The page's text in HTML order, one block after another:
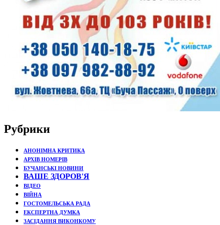
Рубрики
АНОНІМНА КРИТИКА
АРХІВ НОМЕРІВ
БУЧАНСЬКІ НОВИНИ
ВАШЕ ЗДОРОВ'Я
ВІДЕО
ВІЙНА
ГОСТОМЕЛЬСЬКА РАДА
ЕКСПЕРТНА ДУМКА
ЗАСІДАННЯ ВИКОНКОМУ